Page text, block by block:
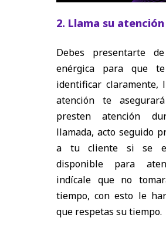
2. Llama su atención
Debes presentarte
enérgica para que
identificar claramente,
atención te
presten atención
llamada, acto seguido
a tu cliente si se
disponible para
indícale que no
tiempo, con esto le
que respetas su tiempo.